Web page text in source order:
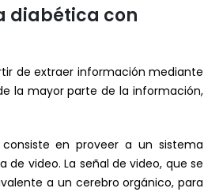
diabética con
de extraer información mediante
la mayor parte de la información,
en proveer a un sistema
video. La señal de video, que se
a un cerebro orgánico, para